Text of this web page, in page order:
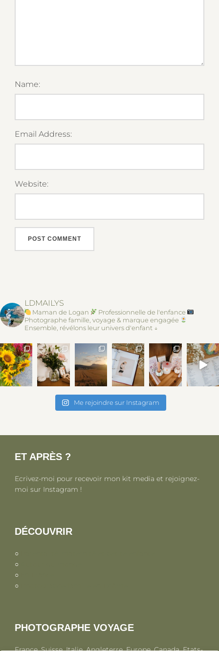
Name:
Email Address:
Website:
LDMAILYS
Maman de Logan
Professionnelle de l'enfance
Photographe famille, voyage & marque engagée
Ensemble, révélons leur univers d'enfant ↓
Me rejoindre sur Instagram
ET APRÈS ?
Ecrivez-moi pour recevoir mon kit media et rejoignez-
moi sur Instagram !
DÉCOUVRIR
○
○
○
○
PHOTOGRAPHE VOYAGE